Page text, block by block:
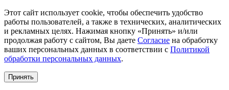
Этот сайт использует cookie, чтобы обеспечить удобство
работы пользователей, а также в технических, аналитических
и рекламных целях. Нажимая кнопку «Принять» и/или
продолжая работу с сайтом, Вы даете Согласие на обработку
ваших персональных данных в соответствии с Политикой
обработки персональных данных.
Принять